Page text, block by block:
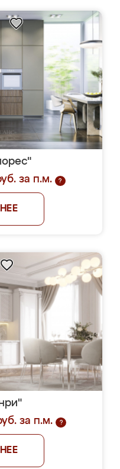
за п.м.
?
за п.м.
?